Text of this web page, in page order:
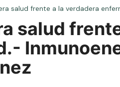
salud frente a la verdadera
salud